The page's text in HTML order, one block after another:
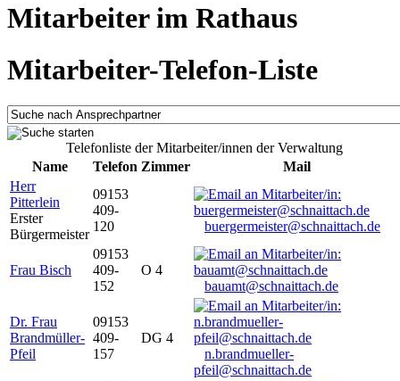
Mitarbeiter im Rathaus
Mitarbeiter-Telefon-Liste
Telefonliste der Mitarbeiter/innen der Verwaltung
Name
Telefon Zimmer
Mail
Herr
Pitterlein
Erster
Bürgermeister
09153
409-
120
buergermeister@schnaittach.de
Frau Bisch
09153
409-
152
O 4
bauamt@schnaittach.de
Dr. Frau
Brandmüller-
Pfeil
09153
409-
157
DG 4
n.brandmueller-
pfeil@schnaittach.de